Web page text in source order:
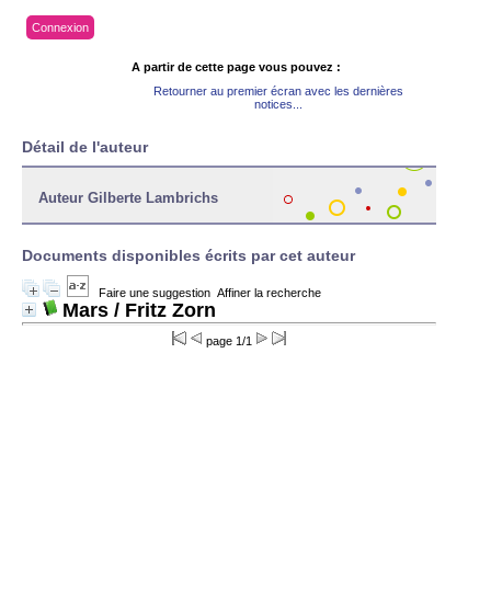
Connexion
A partir de cette page vous pouvez :
Retourner au premier écran avec les dernières
notices...
Détail de l'auteur
Auteur Gilberte Lambrichs
Documents disponibles écrits par cet auteur
Faire une suggestion Affiner la recherche
Mars / Fritz Zorn
page 1/1